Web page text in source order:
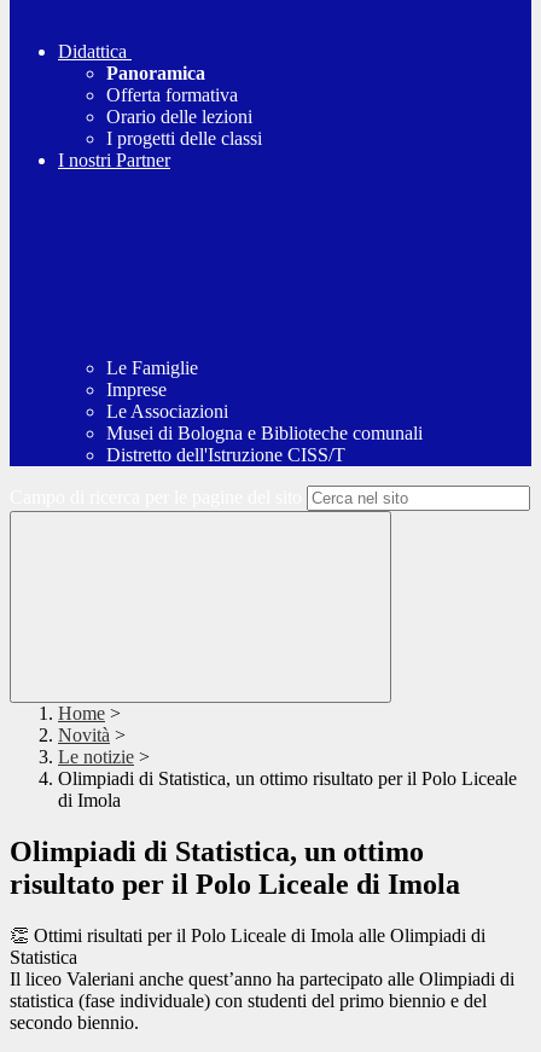
Didattica
Panoramica
Offerta formativa
Orario delle lezioni
I progetti delle classi
I nostri Partner
Le Famiglie
Imprese
Le Associazioni
Musei di Bologna e Biblioteche comunali
Distretto dell'Istruzione CISS/T
Home >
Novità >
Le notizie >
Olimpiadi di Statistica, un ottimo risultato per il Polo Liceale
di Imola
Olimpiadi di Statistica, un ottimo
risultato per il Polo Liceale di Imola
👏 Ottimi risultati per il Polo Liceale di Imola alle Olimpiadi di
Statistica
Il liceo Valeriani anche quest’anno ha partecipato alle Olimpiadi di
statistica (fase individuale) con studenti del primo biennio e del
secondo biennio.